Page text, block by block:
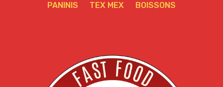
PANINIS TEX MEX BOISSONS